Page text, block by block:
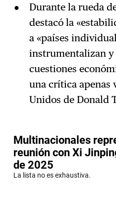
Durante la rueda
destacó la
a «países
instrumentalizan
cuestiones
una crítica apenas
Unidos de Donald